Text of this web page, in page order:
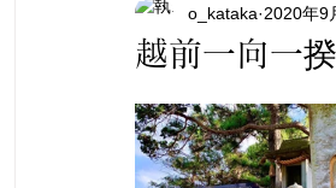
勝山市 永平寺町
池田町 現在探
越前一向一
o_kataka 2020年9